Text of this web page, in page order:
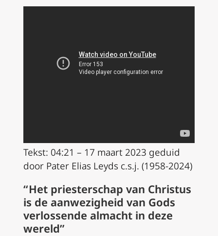
Tekst: 04:21 – 17 maart 2023 geduid
door Pater Elias Leyds c.s.j. (1958-2024)
“ Het priesterschap van Christus
is de aanwezigheid van Gods
verlossende almacht in deze
wereld”